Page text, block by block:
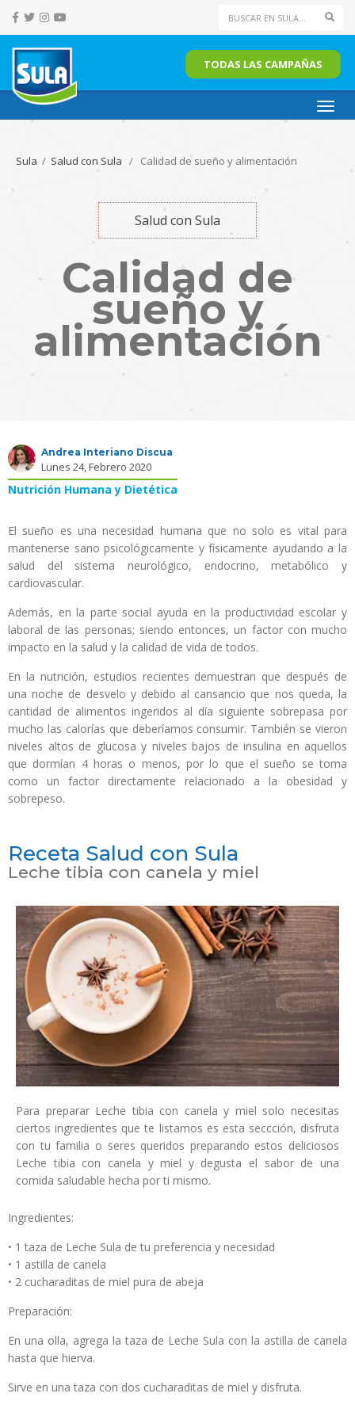
TODAS LAS CAMPAÑAS
Sula / Salud con Sula / Calidad de sueño y alimentación
Salud con Sula
Calidad de
sueño y
alimentación
Andrea Interiano Discua
Lunes 24, Febrero 2020
Nutrición Humana y Dietética
El sueño es una necesidad humana que no solo es vital para
mantenerse sano psicológicamente y físicamente ayudando a la
salud del sistema neurológico, endocrino, metabólico y
cardiovascular.
Además, en la parte social ayuda en la productividad escolar y
laboral de las personas; siendo entonces, un factor con mucho
impacto en la salud y la calidad de vida de todos.
En la nutrición, estudios recientes demuestran que después de
una noche de desvelo y debido al cansancio que nos queda, la
cantidad de alimentos ingeridos al día siguiente sobrepasa por
mucho las calorías que deberíamos consumir. También se vieron
niveles altos de glucosa y niveles bajos de insulina en aquellos
que dormían 4 horas o menos, por lo que el sueño se toma
como un factor directamente relacionado a la obesidad y
sobrepeso.
Receta Salud con Sula
Leche tibia con canela y miel
Para preparar Leche tibia con canela y miel solo necesitas
ciertos ingredientes que te listamos es esta seccción, disfruta
con tu familia o seres queridos preparando estos deliciosos
Leche tibia con canela y miel y degusta el sabor de una
comida saludable hecha por ti mismo.
Ingredientes:
• 1 taza de Leche Sula de tu preferencia y necesidad
• 1 astilla de canela
• 2 cucharaditas de miel pura de abeja
Preparación:
En una olla, agrega la taza de Leche Sula con la astilla de canela
hasta que hierva.
Sirve en una taza con dos cucharaditas de miel y disfruta.